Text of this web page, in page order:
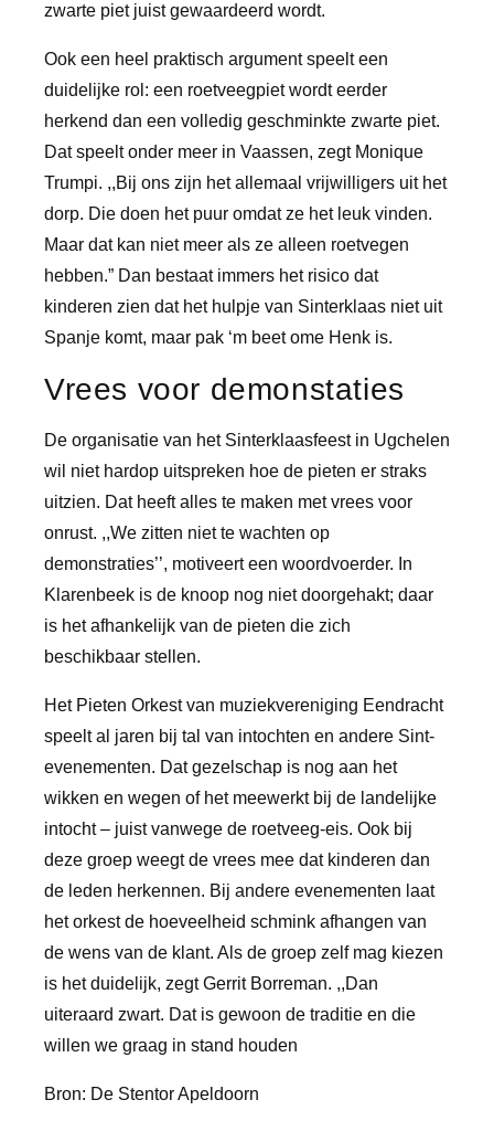
zwarte piet juist gewaardeerd wordt.
Ook een heel praktisch argument speelt een
duidelijke rol: een roetveegpiet wordt eerder
herkend dan een volledig geschminkte zwarte piet.
Dat speelt onder meer in Vaassen, zegt Monique
Trumpi. ,,Bij ons zijn het allemaal vrijwilligers uit het
dorp. Die doen het puur omdat ze het leuk vinden.
Maar dat kan niet meer als ze alleen roetvegen
hebben.” Dan bestaat immers het risico dat
kinderen zien dat het hulpje van Sinterklaas niet uit
Spanje komt, maar pak ‘m beet ome Henk is.
Vrees voor demonstaties
De organisatie van het Sinterklaasfeest in Ugchelen
wil niet hardop uitspreken hoe de pieten er straks
uitzien. Dat heeft alles te maken met vrees voor
onrust. ,,We zitten niet te wachten op
demonstraties’’, motiveert een woordvoerder. In
Klarenbeek is de knoop nog niet doorgehakt; daar
is het afhankelijk van de pieten die zich
beschikbaar stellen.
Het Pieten Orkest van muziekvereniging Eendracht
speelt al jaren bij tal van intochten en andere Sint-
evenementen. Dat gezelschap is nog aan het
wikken en wegen of het meewerkt bij de landelijke
intocht – juist vanwege de roetveeg-eis. Ook bij
deze groep weegt de vrees mee dat kinderen dan
de leden herkennen. Bij andere evenementen laat
het orkest de hoeveelheid schmink afhangen van
de wens van de klant. Als de groep zelf mag kiezen
is het duidelijk, zegt Gerrit Borreman. ,,Dan
uiteraard zwart. Dat is gewoon de traditie en die
willen we graag in stand houden
Bron: De Stentor Apeldoorn